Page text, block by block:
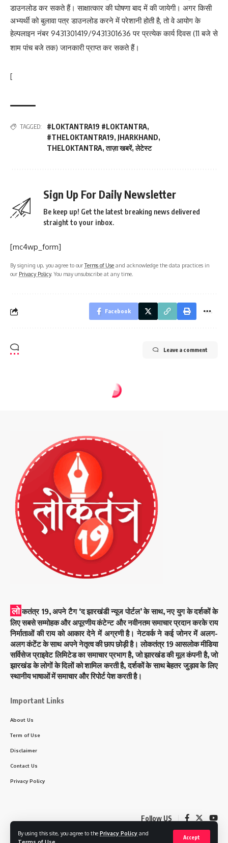
By using this site, you agree to the Privacy Policy and
Accept
डाउनलोड कर सकते हैं। साक्षात्कार की घोषणा बाद में की जायेगी। अगर किसी
अभ्यर्थी को बुलावा पत्र डाउनलोड करने में परेशानी होती है, तो वे आयोग के
हेल्पलाइन नंबर 9431301419/9431301636 पर प्रत्येक कार्य दिवस (11 बजे से
शाम पांच बजे तक) जानकारी प्राप्त कर सकते हैं।
[
TAGGED: #LOKTANTRA19 #LOKTANTRA,
#THELOKTANTRA19, JHARKHAND,
THELOKTANTRA,ताज़ा खबरें,लेटेस्ट
Sign Up For Daily Newsletter
Be keep up! Get the latest breaking news delivered
straight to your inbox.
[mc4wp_form]
By signing up, you agree to ourTerms of Use and acknowledge the data practices in
our Privacy Policy. You may unsubscribe at any time.
Facebook
Leave a comment
लो कतंत्र 19, अपने टैग ‘द झारखंडी न्यूज पोर्टल’ के साथ, नए युग के दर्शकों के
लिए सबसे सम्मोहक और अपूरणीय कंटेन्ट और नवीनतम समाचार प्रदान करके राय
निर्माताओं की राय को आकार देने में अग्रणी है। नेटवर्क ने कई जोनर में अलग-
अलग कंटेंट के साथ अपने नेतृत्व की छाप छोड़ी है। लोकतंत्र 19 आसलोक मीडिया
सर्विसेज प्राइवेट लिमिटेड का समाचार प्रभाग है, जो झारखंड की मूल कंपनी है, जो
झारखंड के लोगों के दिलों को शामिल करती है, दर्शकों के साथ बेहतर जुड़ाव के लिए
स्थानीय भाषाओं में समाचार और रिपोर्ट पेश करती है।
Important Links
About Us
Term of Use
Disclaimer
Contact Us
Privacy Policy
Follow US